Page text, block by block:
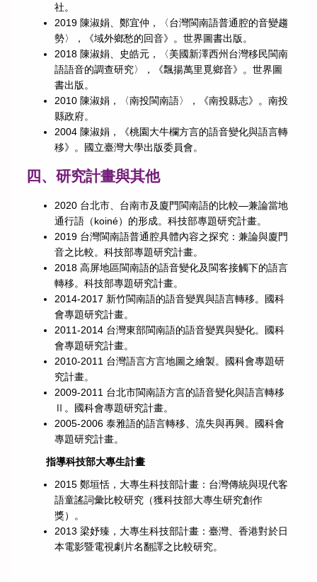
社。
2019 陳淑娟、鄭宜仲，〈台灣閩南語普通腔的音變趨
勢〉，《域外鄉愁的回音》。世界圖書出版。
2018 陳淑娟、史皓元，〈美國新澤西州台灣移民閩南
語語音的調查研究〉，《飄揚萬里覓鄉音》。世界圖
書出版。
2010 陳淑娟，〈南投閩南語〉，《南投縣志》。南投
縣政府。
2004 陳淑娟，《桃園大牛欄方言的語音變化與語言轉
移》。國立臺灣大學出版委員會。
四、研究計畫與其他
2020 台北市、台南市及廈門閩南語的比較—兼論當地
通行語（koiné）的形成。科技部專題研究計畫。
2019 台灣閩南語普通腔具體內容之探究：兼論與廈門
音之比較。科技部專題研究計畫。
2018 高屏地區閩南語的語音變化及閩客接觸下的語言
轉移。科技部專題研究計畫。
2014-2017 新竹閩南語的語音變異與語言轉移。國科
會專題研究計畫。
2011-2014 台灣東部閩南語的語音變異與變化。國科
會專題研究計畫。
2010-2011 台灣語言方言地圖之繪製。國科會專題研
究計畫。
2009-2011 台北市閩南語方言的語音變化與語言轉移
Ⅱ。國科會專題研究計畫。
2005-2006 泰雅語的語言轉移、流失與再興。國科會
專題研究計畫。
指導科技部大專生計畫
2015 鄭垣恬，大專生科技部計畫：台灣傳統與現代客
語童謠詞彙比較研究（獲科技部大專生研究創作
獎）。
2013 梁妤臻，大專生科技部計畫：臺灣、香港對於日
本電影暨電視劇片名翻譯之比較研究。